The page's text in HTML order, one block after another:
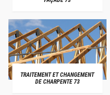
TRAITEMENT ET CHANGEMENT
DE CHARPENTE 73